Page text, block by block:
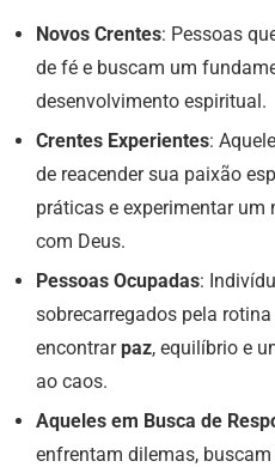
Novos Crentes: Pessoas
de fé e buscam um
desenvolvimento espiritual.
Crentes Experientes:
de reacender sua paixão
práticas e experimentar
com Deus.
Pessoas Ocupadas:
sobrecarregados pela
encontrarpaz, equilíbrio e
ao caos.
Aqueles em Busca de
enfrentam dilemas,